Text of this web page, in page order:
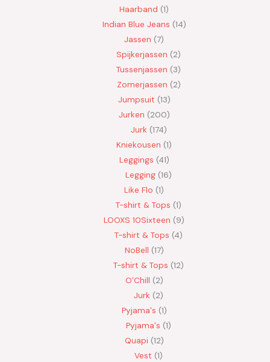
Haarband 1
Indian Blue Jeans 14
Jassen 7
Spijkerjassen
2
Tussenjassen
3
Zomerjassen 2
Jumpsuit 13
Jurken 200
Jurk 174
Kniekousen 1
Leggings 41
Legging 16
Like Flo 1
T-shirt & Tops 1
LOOXS 10Sixteen
9
T-shirt & Tops 4
NoBell 17
T-shirt & Tops 12
O'Chill 2
Jurk 2
Pyjama's 1
Pyjama's 1
Quapi 12
Vest 1